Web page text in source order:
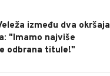
između dva okršaja
"Imamo najviše
odbrana titule!"